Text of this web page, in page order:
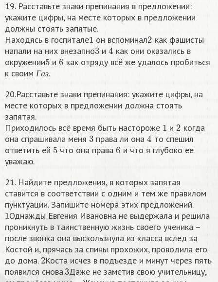
19. Расставьте знаки препинания в предложении:
укажите цифры, на месте которых в предложении
должны стоять запятые.
Находясь в госпитале1 он вспоминал2 как фашисты
напали на них внезапно3 и4 как они оказались в
окружении5 и6 как отряду всё же удалось пробиться
к своим
Г а з
Газ.
20.Расставьте знаки препинания: укажите цифры, на
месте которых в предложении должна стоять
запятая.
Приходилось всё время быть настороже 1 и 2 когда
она спрашивала меня 3 права ли она4 то спешил
ответить ей 5 что она права6 и что я глубоко ее
уважаю.
21. Найдите предложения, в которых запятая
ставится в соответствии с одним и тем же правилом
пунктуации. Запишите номера этих предложений.
1Однажды Евгения Ивановна не выдержала и решила
проникнуть в таинственную жизнь своего ученика –
после звонка она выскользнула из класса вслед за
Костой и, прячась за спины прохожих, проводила его
до дома. 2Коста исчез в подъезде и минут через пять
появился снова.3Даже не заметив свою учительницу,